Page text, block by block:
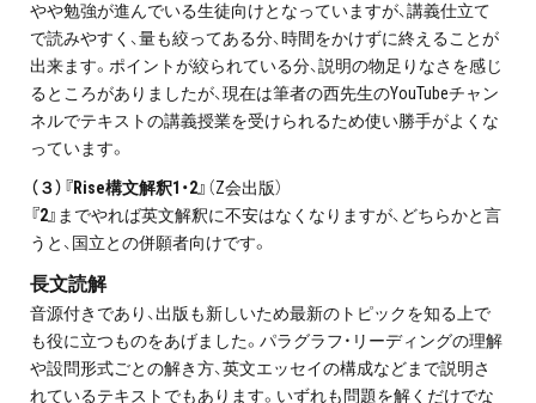
やや勉強が進んでいる生徒向けとなっていますが、講義仕立て
で読みやすく、量も絞ってある分、時間をかけずに終えることが
出来ます。ポイントが絞られている分、説明の物足りなさを感じ
るところがありましたが、現在は筆者の西先生のYouTubeチャン
ネルでテキストの講義授業を受けられるため使い勝手がよくな
っています。
（３）『Rise構文解釈1・2』 （Z会出版）
『2』 までやれば英文解釈に不安はなくなりますが、どちらかと言
うと、国立との併願者向けです。
長文読解
音源付きであり、出版も新しいため最新のトピックを知る上で
も役に立つものをあげました。パラグラフ・リーディングの理解
や設問形式ごとの解き方、英文エッセイの構成などまで説明さ
れているテキストでもあります。いずれも問題を解くだけでな